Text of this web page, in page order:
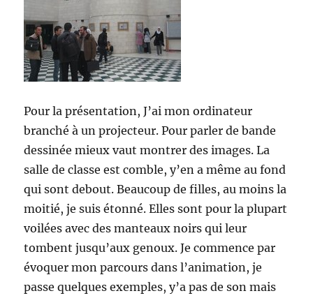
Pour la présentation, J’ai mon ordinateur
branché à un projecteur. Pour parler de bande
dessinée mieux vaut montrer des images. La
salle de classe est comble, y’en a même au fond
qui sont debout. Beaucoup de filles, au moins la
moitié, je suis étonné. Elles sont pour la plupart
voilées avec des manteaux noirs qui leur
tombent jusqu’aux genoux. Je commence par
évoquer mon parcours dans l’animation, je
passe quelques exemples, y’a pas de son mais